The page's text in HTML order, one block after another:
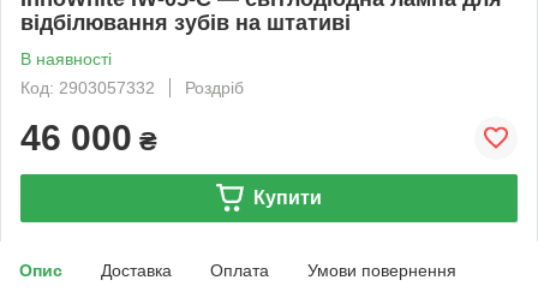
відбілювання зубів на штативі
В наявності
Код: 2903057332
Роздріб
46 000 ₴
Купити
Опис Доставка Оплата Умови повернення